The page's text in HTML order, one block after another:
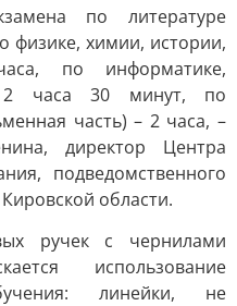
по литературе
физике, химии, истории,
по информатике,
2 часа 30 минут, по
часть) – 2 часа, –
директор Центра
подведомственного
области.
ручек с чернилами
использование
линейки, не